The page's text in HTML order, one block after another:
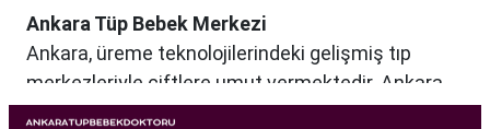
Ankara Tüp Bebek Merkezi
Ankara, üreme teknolojilerindeki gelişmiş tıp
merkezleriyle çiftlere umut vermektedir. Ankara
Tüp Bebek Merkezi, kısırlık sorunu yaşayan